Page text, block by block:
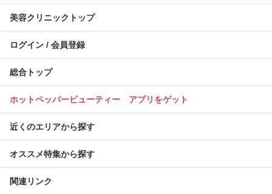
美容クリニックトップ
ログイン / 会員登録
総合トップ
ホットペッパービューティー アプリをゲット
近くのエリアから探す
オススメ特集から探す
関連リンク